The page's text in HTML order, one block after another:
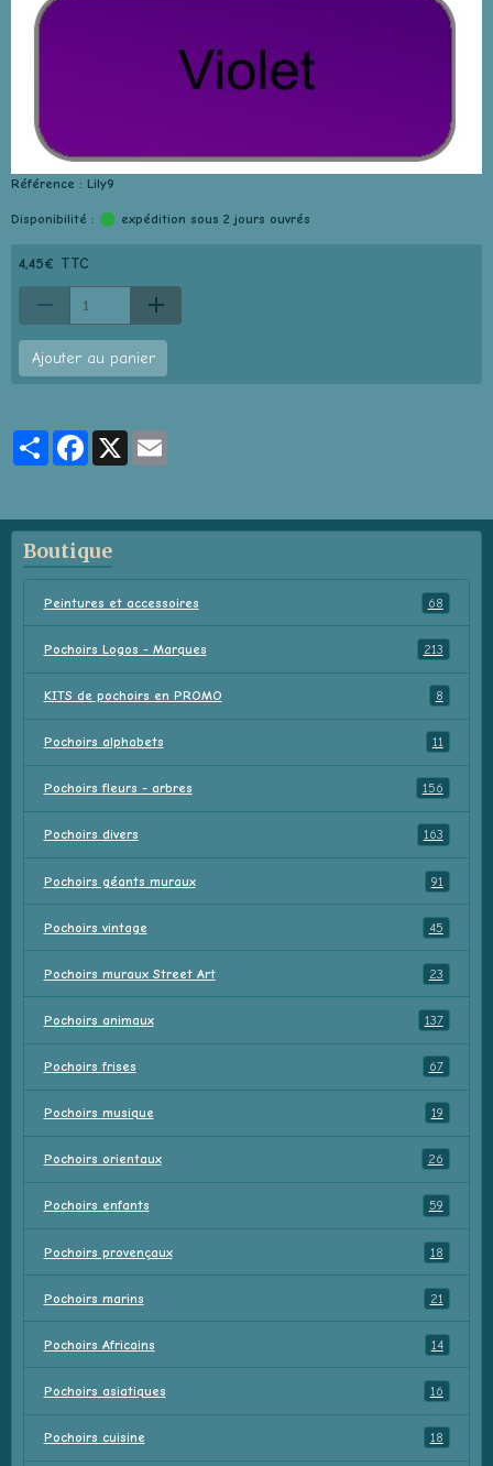
Référence : Lily9
Disponibilité : expédition sous 2 jours ouvrés
4,45€ TTC
Ajouter au panier
PartagerFacebook
Boutique
Peintures et accessoires 68
Pochoirs Logos - Marques 213
KITS de pochoirs en PROMO 8
Pochoirs alphabets 11
Pochoirs fleurs - arbres 156
Pochoirs divers 163
Pochoirs géants muraux 91
Pochoirs vintage 45
Pochoirs muraux Street Art 23
Pochoirs animaux 137
Pochoirs frises 67
Pochoirs musique 19
Pochoirs orientaux 26
Pochoirs enfants 59
Pochoirs provençaux 18
Pochoirs marins 21
Pochoirs Africains 14
Pochoirs asiatiques 16
Pochoirs cuisine 18